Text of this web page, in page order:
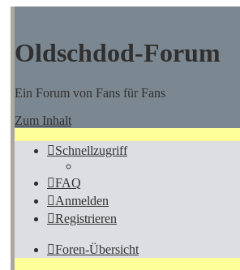
Oldschdod-Forum
Ein Forum von Fans für Fans
Zum Inhalt
Schnellzugriff
FAQ
Anmelden
Registrieren
Foren-Übersicht